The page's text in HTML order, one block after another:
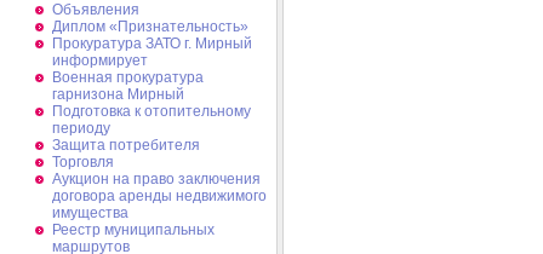
Объявления
Диплом «Признательность»
Прокуратура ЗАТО г. Мирный
информирует
Военная прокуратура
гарнизона Мирный
Подготовка к отопительному
периоду
Защита потребителя
Торговля
Аукцион на право заключения
договора аренды недвижимого
имущества
Реестр муниципальных
маршрутов